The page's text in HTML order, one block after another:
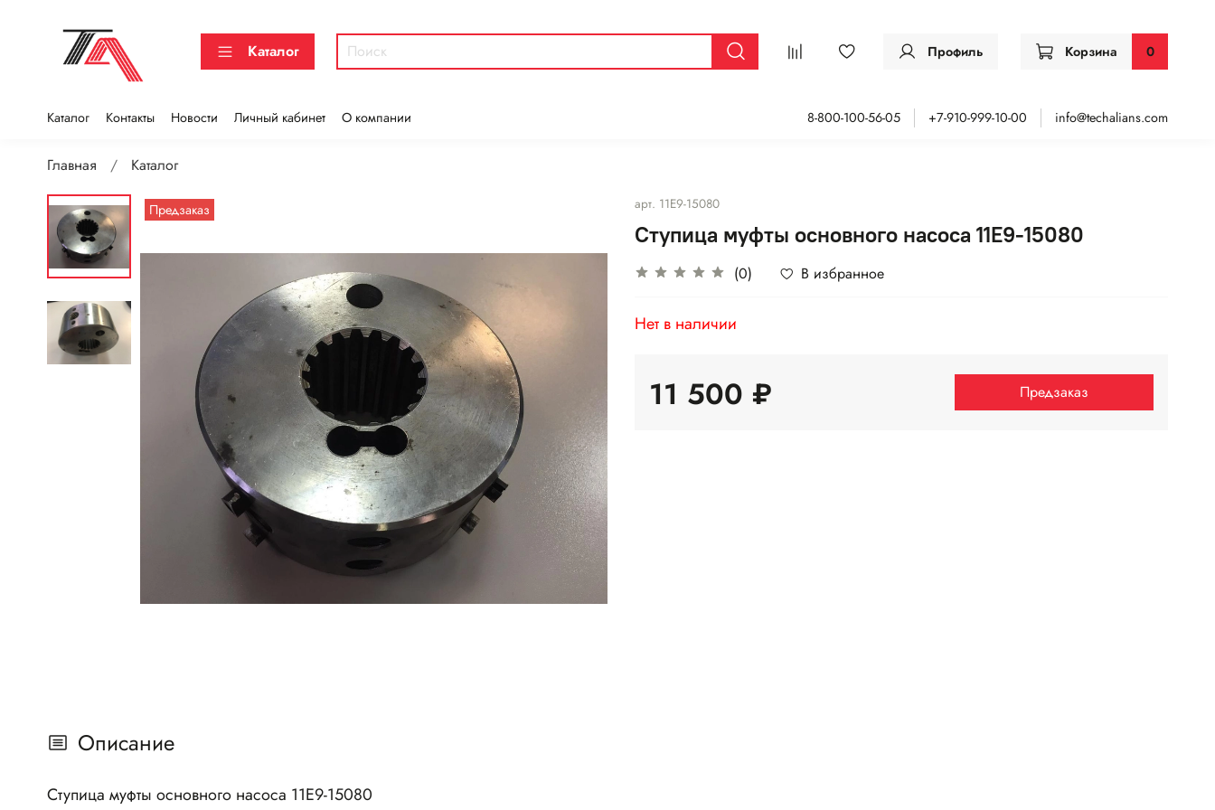
Каталог Профиль Корзина 0
Каталог Контакты Новости Личный кабинет О компании 8-800-100-56-05 +7-910-999-10-00 info@techalians.com
Главная Каталог
Предзаказ арт. 11E9-15080
Ступица муфты основного насоса 11E9-15080
(0) В избранное
Нет в наличии
11 500 ₽ Предзаказ
Описание
Ступица муфты основного насоса 11E9-15080